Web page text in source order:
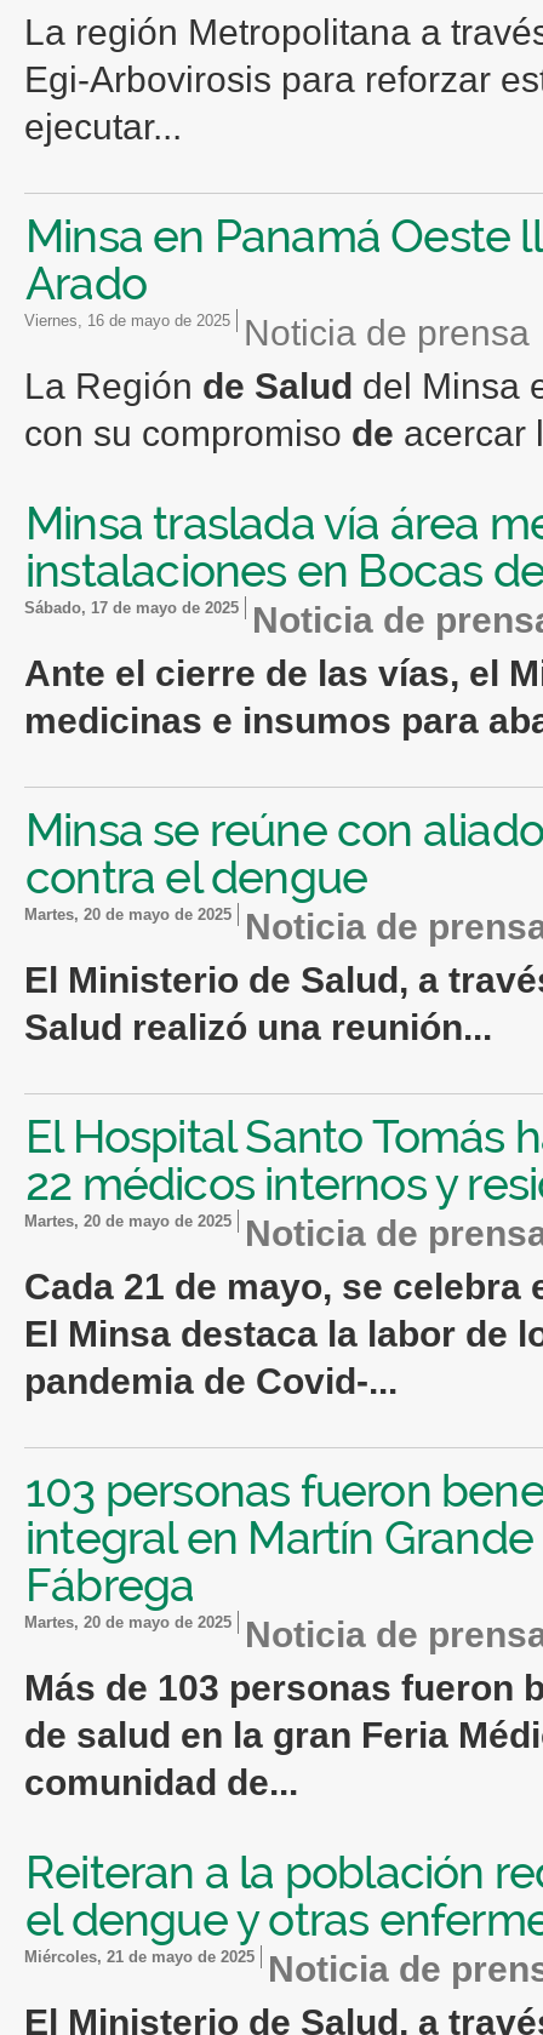
La región Metropolitana a
Egi-Arbovirosis para reforzar
ejecutar...
Minsa en Panamá Oeste
Arado
viernes, 16 de mayo de 2025
Noticia de prensa
La Región de Salud del Minsa
con su compromiso de acercar
Minsa traslada vía área
instalaciones en Bocas
sábado, 17 de mayo de 2025
Noticia de
Ante el cierre de las vías, el
medicinas e insumos para
Minsa se reúne con
contra el dengue
martes, 20 de mayo de 2025
Noticia de
El Ministerio de Salud, a
Salud realizó una reunión...
El Hospital Santo Tomás
22 médicos internos y
martes, 20 de mayo de 2025
Noticia de
Cada 21 de mayo, se celebra
El Minsa destaca la labor de
pandemia de Covid-...
103 personas fueron
integral en Martín
Fábrega
martes, 20 de mayo de 2025
Noticia de
Más de 103 personas fueron
de salud en la gran Feria
comunidad de...
Reiteran a la población
el dengue y otras
miércoles, 21 de mayo de 2025
Noticia de
El Ministerio de Salud, a